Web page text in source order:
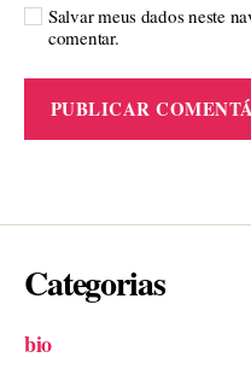
Salvar meus dados neste
comentar.
Categorias
bio